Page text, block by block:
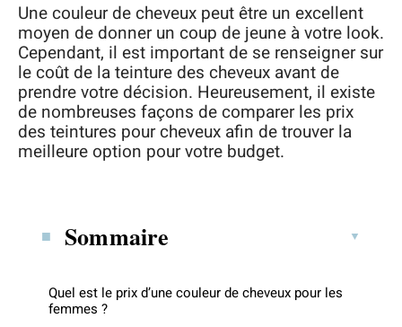
Une couleur de cheveux peut être un excellent
moyen de donner un coup de jeune à votre look.
Cependant, il est important de se renseigner sur
le coût de la teinture des cheveux avant de
prendre votre décision. Heureusement, il existe
de nombreuses façons de comparer les prix
des teintures pour cheveux afin de trouver la
meilleure option pour votre budget.
Sommaire
Quel est le prix d’une couleur de cheveux pour les
femmes ?